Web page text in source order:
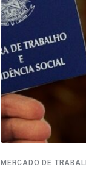
MERCADO DE